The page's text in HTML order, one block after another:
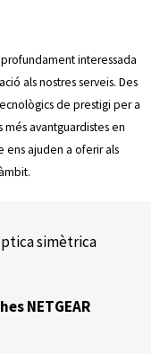
interessada
als nostres serveis. Des
de prestigi per a
avantguardistes en
ens ajuden a oferir als
simètrica
NETGEAR